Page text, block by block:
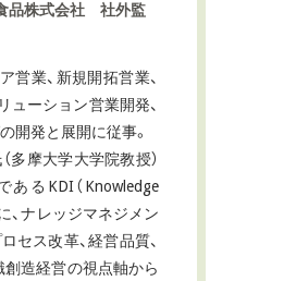
品株式会社 社外監
営業、新規開拓営業、
ューション営業開発、
開発と展開に従事。
多摩大学大学院教授）
るKDI（Knowledge
、ナレッジマネジメン
セス改革、経営品質、
創造経営の視点軸から